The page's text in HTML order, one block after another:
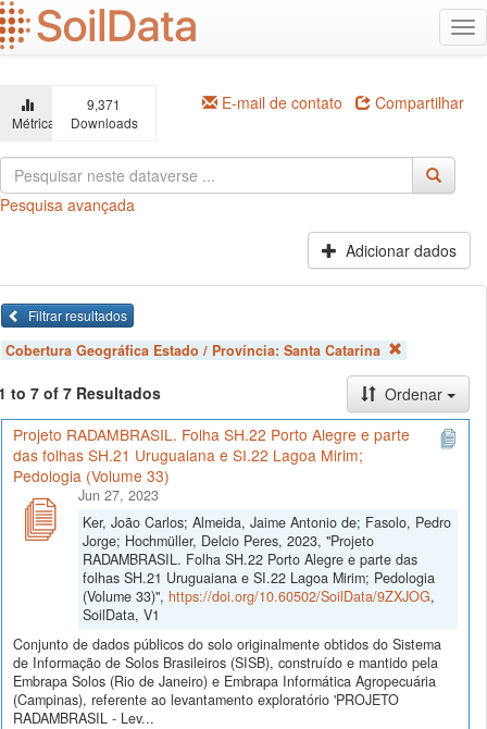
Ir
para
o
principal
Métricas
9,371
Downloads
E-mail de contato Compartilhar
Pesquisa avançada
Adicionar dados
Filtrar resultados
Cobertura Geográfica Estado / Província: Santa Catarina
to 7 of 7 Resultados
Ordenar
Projeto RADAMBRASIL. Folha SH.22 Porto Alegre e parte
das folhas SH.21 Uruguaiana e SI.22 Lagoa Mirim;
Pedologia (Volume 33)
Jun 27, 2023
Ker, João Carlos; Almeida, Jaime Antonio de; Fasolo, Pedro
Jorge; Hochmüller, Delcio Peres, 2023, "Projeto
RADAMBRASIL. Folha SH.22 Porto Alegre e parte das
folhas SH.21 Uruguaiana e SI.22 Lagoa Mirim; Pedologia
(Volume 33)", https://doi.org/10.60502/SoilData/9ZXJOG,
SoilData, V1
Conjunto de dados públicos do solo originalmente obtidos do Sistema
de Informação de Solos Brasileiros (SISB), construído e mantido pela
Embrapa Solos (Rio de Janeiro) e Embrapa Informática Agropecuária
(Campinas), referente ao levantamento exploratório 'PROJETO
RADAMBRASIL - Lev...